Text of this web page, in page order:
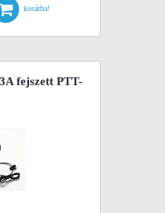
kosárba!
fejszett PTT-